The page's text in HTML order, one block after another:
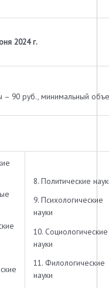
2024 г.
– 90 руб., минимальный
8. Политические
9. Психологические
науки
10. Социологические
науки
11. Филологические
науки